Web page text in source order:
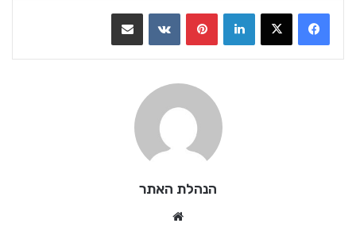
LinkedIn
VKontakte
הנהלת האתר